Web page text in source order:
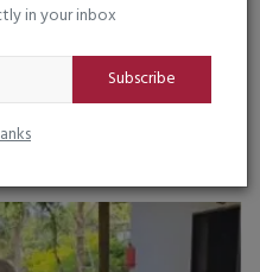
in your inbox
Subscribe
મેણેજ ગામે ભવ્ય રક્તદાન...